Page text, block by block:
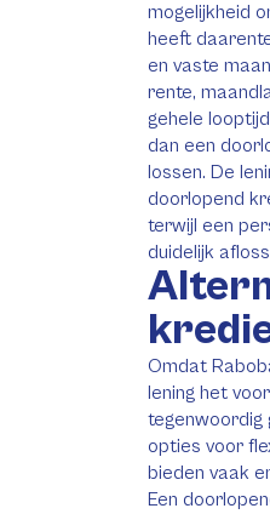
mogelijkheid
heeft
en vaste
rente,
gehele
dan een
lossen. De
doorlopend
terwijl een
duidelijk
Omdat
lening het
tegenwoordig
opties voor
bieden vaak
Een